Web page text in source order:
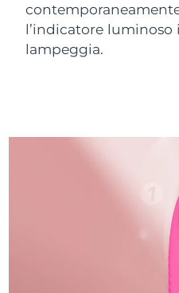
l’indicatore luminoso
lampeggia.